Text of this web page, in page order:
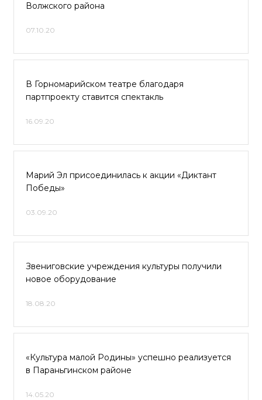
Волжского района
07.10.20
В Горномарийском театре благодаря
партпроекту ставится спектакль
16.09.20
Марий Эл присоединилась к акции «Диктант
Победы»
03.09.20
Звениговские учреждения культуры получили
новое оборудование
18.08.20
«Культура малой Родины» успешно реализуется
в Параньгинском районе
14.05.20